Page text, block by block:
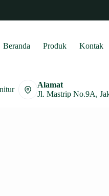
Beranda Produk Kontak
Alamat
Jl. Mastrip No.9A,